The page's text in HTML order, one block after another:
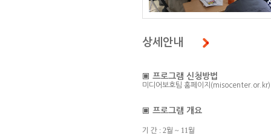
상세안내
▣ 프로그램 신청방법
미디어보호팀 홈페이지
▣ 프로그램 개요
기 간 : 2월 ~ 11월